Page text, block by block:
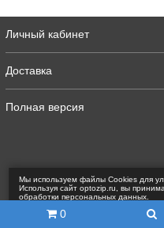
Личный кабинет
Доставка
Полная версия
0
Мы используем файлы Сookies для
Используя сайт optozip.ru, вы
обработки персональных данных